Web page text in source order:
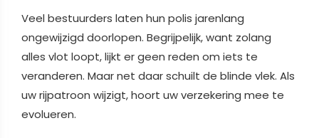
Veel bestuurders laten hun polis jarenlang
ongewijzigd doorlopen. Begrijpelijk, want zolang
alles vlot loopt, lijkt er geen reden om iets te
veranderen. Maar net daar schuilt de blinde vlek. Als
uw rijpatroon wijzigt, hoort uw verzekering mee te
evolueren.